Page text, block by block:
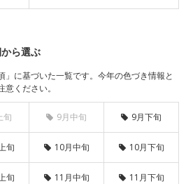
ら選ぶ
に基づいた一覧です。今年の色づき情報と
ください。
旬 9月中旬 9月下旬
旬 10月中旬 10月下旬
旬 11月中旬 11月下旬